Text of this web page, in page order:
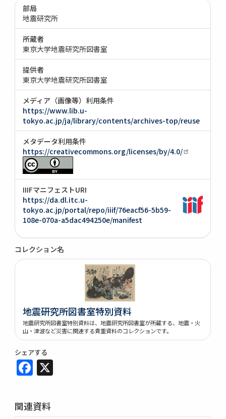
部局
地震研究所
所蔵者
東京大学地震研究所図書室
提供者
東京大学地震研究所図書室
メディア（画像等）利用条件
https://www.lib.u-
tokyo.ac.jp/ja/library/contents/archives-top/reuse
メタデータ利用条件
https://creativecommons.org/licenses/by/4.0/
IIIFマニフェストURI
https://da.dl.itc.u-
tokyo.ac.jp/portal/repo/iiif/76eacf56-5b59-
108e-070a-a5dac494250e/manifest
コレクション名
地震研究所図書室特別資料
地震研究所図書室特別資料は、地震研究所図書室が所蔵する、地震・火
山・津波など災害に関連する貴重資料のコレクションです。
シェアする
Facebook
関連資料